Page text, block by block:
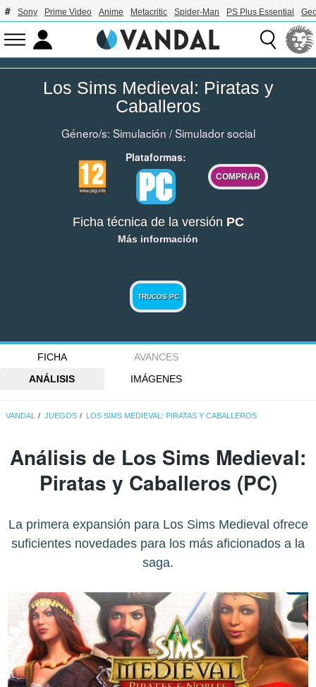
Sony Prime Video Anime Metacritic Spider-Man PS Plus Essential
Los Sims Medieval: Piratas y
Caballeros
Género/s: Simulación /Simulador social
Plataformas:
COMPRAR
Ficha técnica de la versión PC
Más información
TRUCOS PC
FICHA
AVANCES
ANÁLISIS
IMÁGENES
VANDAL JUEGOS LOS SIMS MEDIEVAL: PIRATAS Y CABALLEROS
Análisis de Los Sims Medieval:
Piratas y Caballeros (PC)
La primera expansión para Los Sims Medieval ofrece
suficientes novedades para los más aficionados a la
saga.